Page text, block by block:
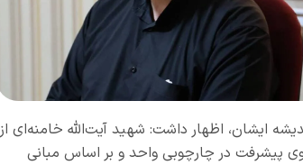
ایشان، اظهار داشت: شهید آیت‌الله خامنه‌ای از
پیشرفت در چارچوبی واحد و بر اساس مبانی